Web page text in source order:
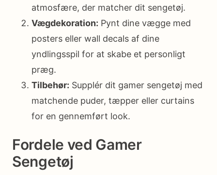
atmosfære, der matcher dit sengetøj.
Vægdekoration: Pynt dine vægge med
posters eller wall decals af dine
yndlingsspil for at skabe et personligt
præg.
Tilbehør: Supplér dit gamer sengetøj med
matchende puder, tæpper eller curtains
for en gennemført look.
Fordele ved Gamer
Sengetøj